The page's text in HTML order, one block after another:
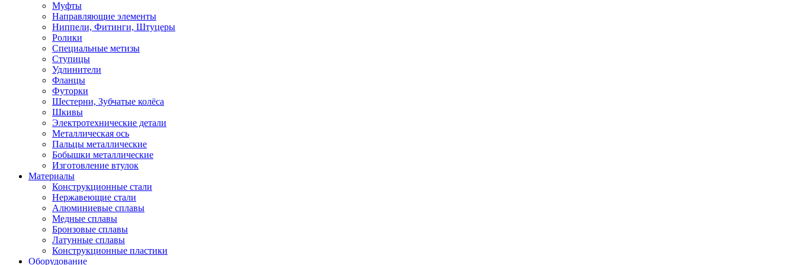
Муфты
Направляющие элементы
Ниппели, Фитинги, Штуцеры
Ролики
Специальные метизы
Ступицы
Удлинители
Фланцы
Футорки
Шестерни, Зубчатые колёса
Шкивы
Электротехнические детали
Металлическая ось
Пальцы металлические
Бобышки металлические
Изготовление втулок
Материалы
Конструкционные стали
Нержавеющие стали
Алюминиевые сплавы
Медные сплавы
Бронзовые сплавы
Латунные сплавы
Конструкционные пластики
Оборудование